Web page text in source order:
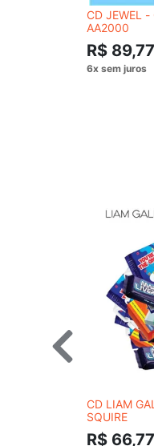
CD JEWEL
AA2000
R$ 89,77
CD LIAM
SQUIRE
R$ 66,77